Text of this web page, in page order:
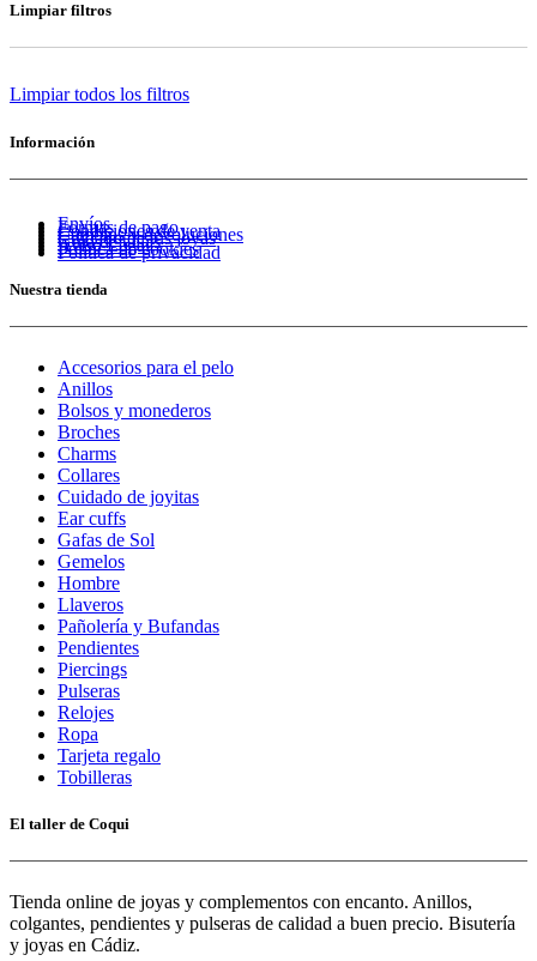
Limpiar filtros
Limpiar todos los filtros
Información
Envíos
Formas de pago
Condiciones de venta
Cambios y devoluciones
Cuidado de tus joyas
Guía de tallas
Aviso Legal
Política de cookies
Política de privacidad
Nuestra tienda
Accesorios para el pelo
Anillos
Bolsos y monederos
Broches
Charms
Collares
Cuidado de joyitas
Ear cuffs
Gafas de Sol
Gemelos
Hombre
Llaveros
Pañolería y Bufandas
Pendientes
Piercings
Pulseras
Relojes
Ropa
Tarjeta regalo
Tobilleras
El taller de Coqui
Tienda online de joyas y complementos con encanto. Anillos,
colgantes, pendientes y pulseras de calidad a buen precio. Bisutería
y joyas en Cádiz.